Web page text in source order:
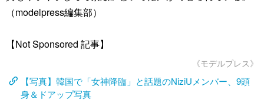
（modelpress編集部）
【Not Sponsored 記事】
《モデルプレス》
【写真】韓国で「女神降臨」と話題のNiziUメンバー、9頭
身＆ドアップ写真